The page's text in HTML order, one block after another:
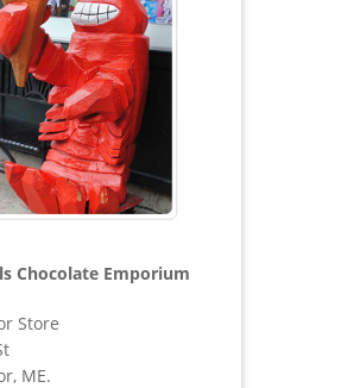
Chocolate Emporium
Store
ME.